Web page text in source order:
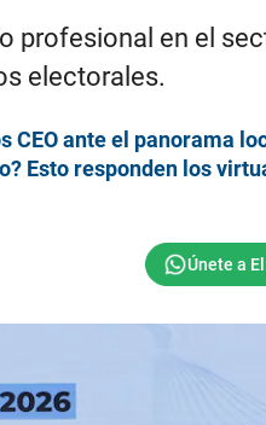
profesional en el
electorales.
CEO ante el panorama
Esto responden los